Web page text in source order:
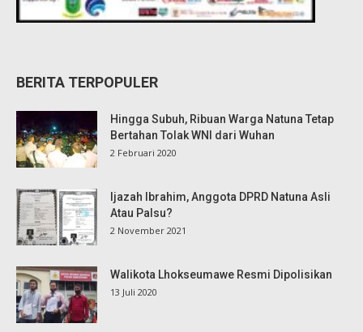
BERITA TERPOPULER
Hingga Subuh, Ribuan Warga Natuna Tetap
Bertahan Tolak WNI dari Wuhan
2 Februari 2020
Ijazah Ibrahim, Anggota DPRD Natuna Asli
Atau Palsu?
2 November 2021
Walikota Lhokseumawe Resmi Dipolisikan
13 Juli 2020